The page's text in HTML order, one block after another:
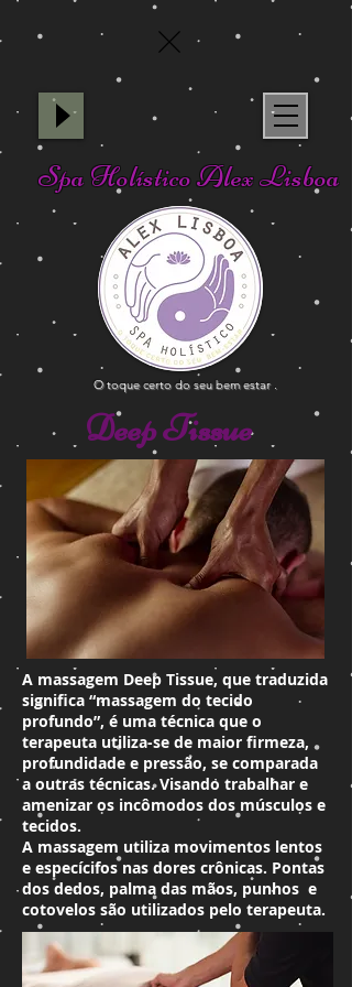
Spa Holístico Alex Lisboa
O toque certo do seu bem estar .
Deep Tissue
A massagem Deep Tissue, que traduzida
significa “massagem do tecido
profundo”, é uma técnica que o
terapeuta utiliza-se de maior firmeza,
profundidade e pressão, se comparada
a outras técnicas. Visando trabalhar e
amenizar os incômodos dos músculos e
tecidos.
A massagem utiliza movimentos lentos
e especícifos nas dores crônicas. Pontas
dos dedos, palma das mãos, punhos e
cotovelos são utilizados pelo terapeuta.